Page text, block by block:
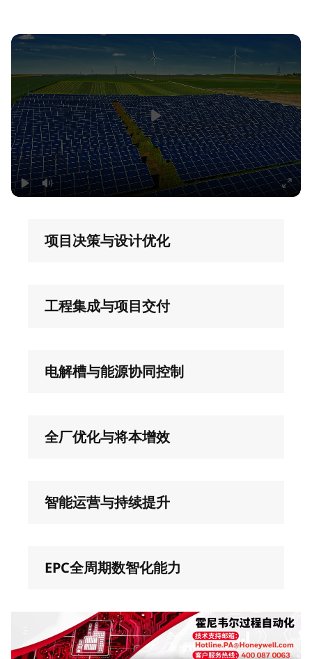
项目决策与设计优化
工程集成与项目交付
电解槽与能源协同控制
全厂优化与将本增效
智能运营与持续提升
EPC全周期数智化能力